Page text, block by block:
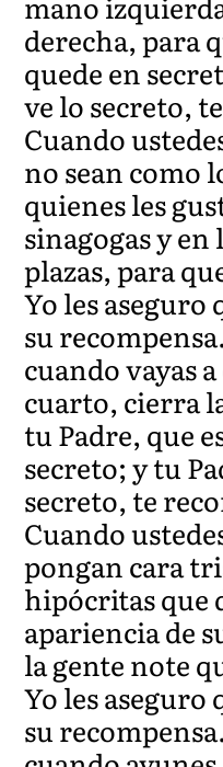
derecha, para
quede en
ve lo secreto,
Cuando
no sean como
quienes les
sinagogas y en
plazas, para
Yo les
su
cuando vayas
cuarto, cierra
tu Padre, que
secreto; y tu
secreto, te
Cuando
pongan cara
hipócritas que
apariencia de
la gente note
Yo les
su